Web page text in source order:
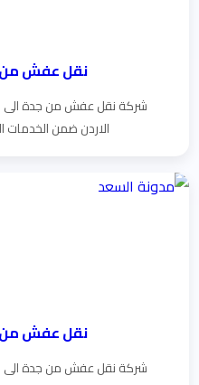
نقل عفش من
شركة نقل عفش من جدة الى
الاردن ضمن الخدمات
نقل عفش من
شركة نقل عفش من جدة الى